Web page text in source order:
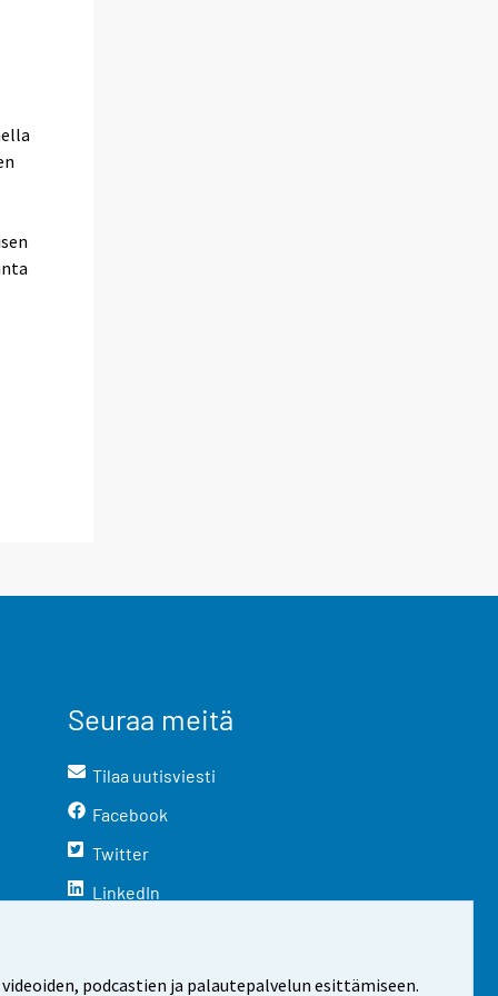
podcastien ja palautepalvelun esittämiseen.
Seuraa meitä
Tilaa uutisviesti
Facebook
Twitter
LinkedIn